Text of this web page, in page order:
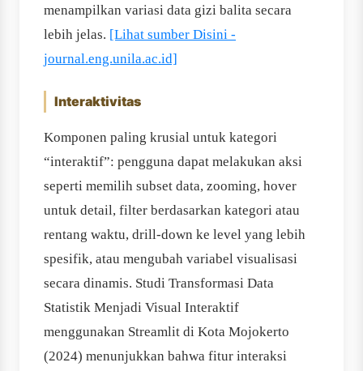
menampilkan variasi data gizi balita secara
lebih jelas. [Lihat sumber Disini -
journal.eng.unila.ac.id]
Interaktivitas
Komponen paling krusial untuk kategori
“interaktif”: pengguna dapat melakukan aksi
seperti memilih subset data, zooming, hover
untuk detail, filter berdasarkan kategori atau
rentang waktu, drill-down ke level yang lebih
spesifik, atau mengubah variabel visualisasi
secara dinamis. Studi Transformasi Data
Statistik Menjadi Visual Interaktif
menggunakan Streamlit di Kota Mojokerto
(2024) menunjukkan bahwa fitur interaksi